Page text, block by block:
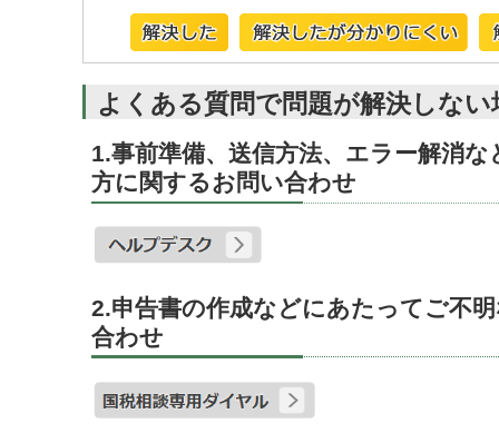
よくある質問で問題が解決しな
1.事前準備、送信方法、エラー解消
方に関するお問い合わせ
2.申告書の作成などにあたってご不
合わせ